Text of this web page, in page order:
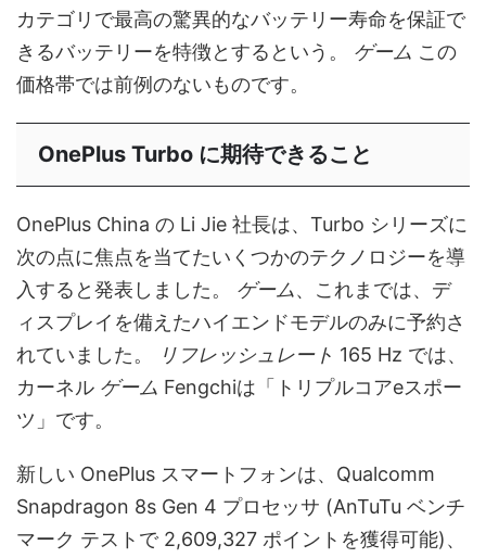
カテゴリで最高の驚異的なバッテリー寿命を保証で
きるバッテリーを特徴とするという。 ゲーム この
価格帯では前例のないものです。
OnePlus Turbo に期待できること
OnePlus China の Li Jie 社長は、Turbo シリーズに
次の点に焦点を当てたいくつかのテクノロジーを導
入すると発表しました。 ゲーム、これまでは、デ
ィスプレイを備えたハイエンドモデルのみに予約さ
れていました。
リフレッシュレート 165 Hz では、
カーネル ゲーム Fengchiは「トリプルコアeスポー
ツ」です。
新しい OnePlus スマートフォンは、Qualcomm
Snapdragon 8s Gen 4 プロセッサ (AnTuTu ベンチ
マーク テストで 2,609,327 ポイントを獲得可能)、